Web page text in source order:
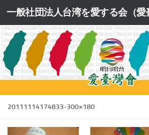
コンテンツへスキップ
20111114174833-300×180